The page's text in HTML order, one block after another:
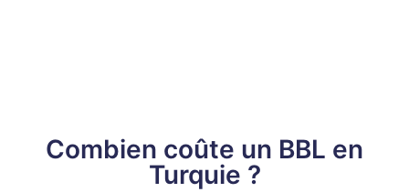
Combien coûte un BBL en
Turquie ?